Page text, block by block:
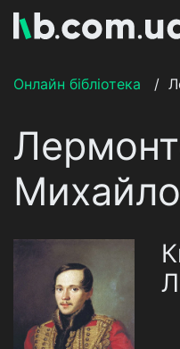
Онлайн бібліотека
/
Михайло